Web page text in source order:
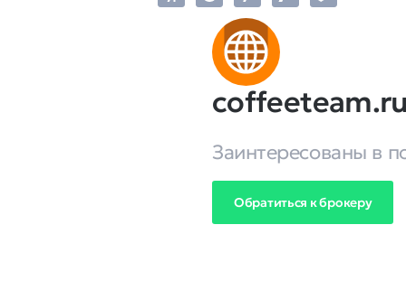
coffeeteam.ru
Заинтересованы в
Обратиться к брокеру